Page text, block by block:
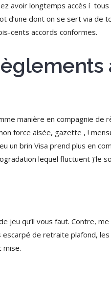
avoir longtemps accès í
dont on se sert via de
cents accords conformes.
manière en compagnie de
force aisée, gazette , !
un brin Visa prend plus en
lequel fluctuent )’le
jeu qu’il vous faut. Contre,
de retraite plafond,
mise.